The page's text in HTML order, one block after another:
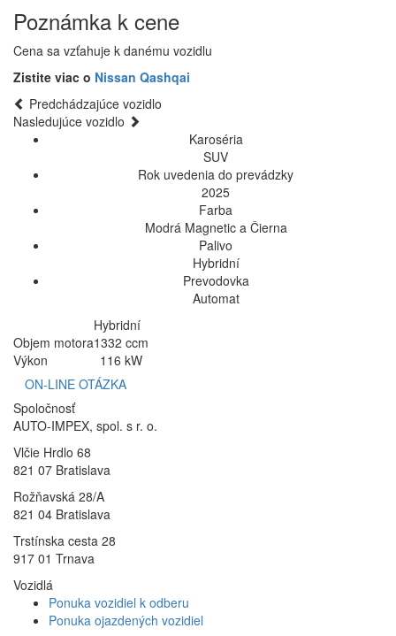
Poznámka k cene
Cena sa vzťahuje k danému vozidlu
Zistite viac o Nissan Qashqai
Predchádzajúce vozidlo
Nasledujúce vozidlo
Karoséria
SUV
Rok uvedenia do prevádzky
2025
Farba
Modrá Magnetic a Čierna
Palivo
Hybridní
Prevodovka
Automat
Hybridní
Objem motora1332 ccm
Výkon
116 kW
ON-LINE OTÁZKA
Spoločnosť
AUTO-IMPEX, spol. s r. o.
Vlčie Hrdlo 68
821 07 Bratislava
Rožňavská 28/A
821 04 Bratislava
Trstínska cesta 28
917 01 Trnava
Vozidlá
Ponuka vozidiel k odberu
Ponuka ojazdených vozidiel